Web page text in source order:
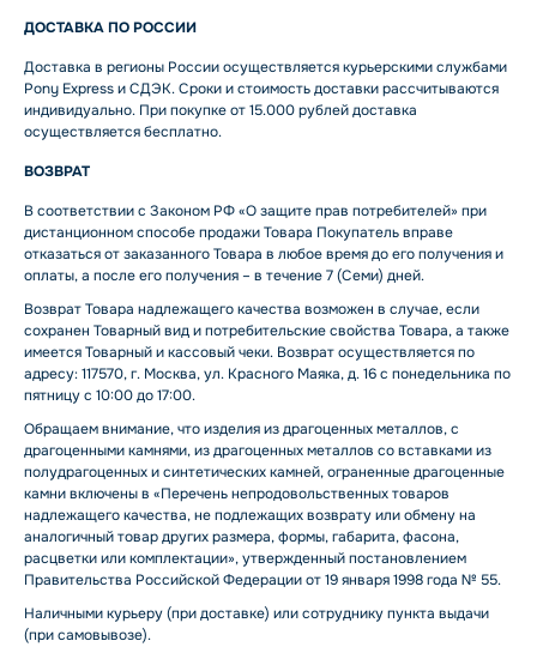
ДОСТАВКА ПО РОССИИ
Доставка в регионы России осуществляется курьерскими службами
Pony Express и СДЭК. Сроки и стоимость доставки рассчитываются
индивидуально. При покупке от 15.000 рублей доставка
осуществляется бесплатно.
ВОЗВРАТ
В соответствии с Законом РФ «О защите прав потребителей» при
дистанционном способе продажи Товара Покупатель вправе
отказаться от заказанного Товара в любое время до его получения и
оплаты, а после его получения – в течение 7 (Семи) дней.
Возврат Товара надлежащего качества возможен в случае, если
сохранен Товарный вид и потребительские свойства Товара, а также
имеется Товарный и кассовый чеки. Возврат осуществляется по
адресу: 117570, г. Москва, ул. Красного Маяка, д. 16 с понедельника по
пятницу с 10:00 до 17:00.
Обращаем внимание, что изделия из драгоценных металлов, с
драгоценными камнями, из драгоценных металлов со вставками из
полудрагоценных и синтетических камней, ограненные драгоценные
камни включены в «Перечень непродовольственных товаров
надлежащего качества, не подлежащих возврату или обмену на
аналогичный товар других размера, формы, габарита, фасона,
расцветки или комплектации», утвержденный постановлением
Правительства Российской Федерации от 19 января 1998 года № 55.
Наличными курьеру (при доставке) или сотруднику пункта выдачи
(при самовывозе).